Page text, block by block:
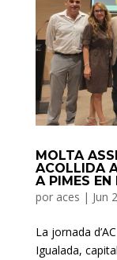
MOLTA
ACOLLIDA
A PIMES
por aces | Jun
La jornada
Igualada,